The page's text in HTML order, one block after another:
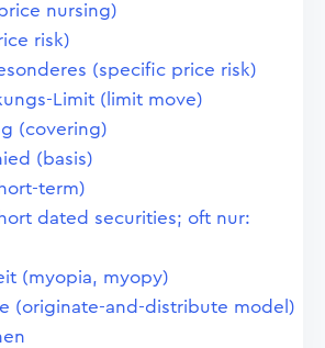
nursing)
risk)
(specific price risk)
Limit (limit move)
(covering)
(basis)
term)
dated securities; oft nur:
(myopia, myopy)
(originate-and-distribute model)